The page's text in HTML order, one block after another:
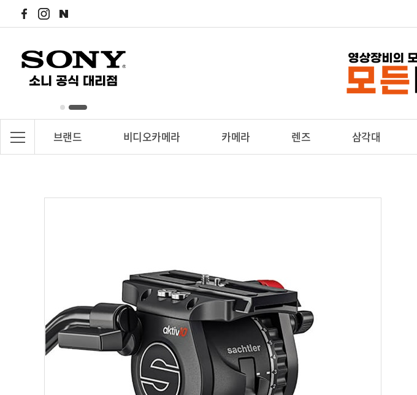
브랜드 비디오카메라 카메라 렌즈 삼각대